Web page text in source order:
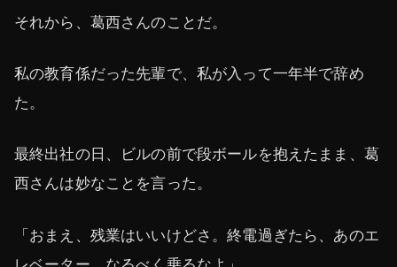
それから、葛西さんのことだ。
私の教育係だった先輩で、私が入って一年半で辞め
た。
最終出社の日、ビルの前で段ボールを抱えたまま、葛
西さんは妙なことを言った。
「おまえ、残業はいいけどさ。終電過ぎたら、あのエ